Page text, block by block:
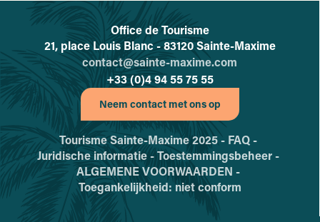
L'office de tourisme de Sainte-
Office de Tourisme
21, place Louis Blanc - 83120 Sainte-Maxime
contact@sainte-maxime.com
+33 (0)4 94 55 75 55
Neem contact met ons op
Tourisme Sainte-Maxime 2025 - FAQ -
Juridische informatie -Toestemmingsbeheer -
ALGEMENE VOORWAARDEN -
Toegankelijkheid: niet conform